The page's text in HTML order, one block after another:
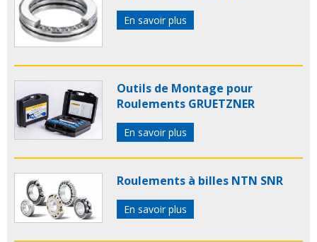
En savoir plus
Outils de Montage pour
Roulements GRUETZNER
En savoir plus
Roulements à billes NTN SNR
En savoir plus